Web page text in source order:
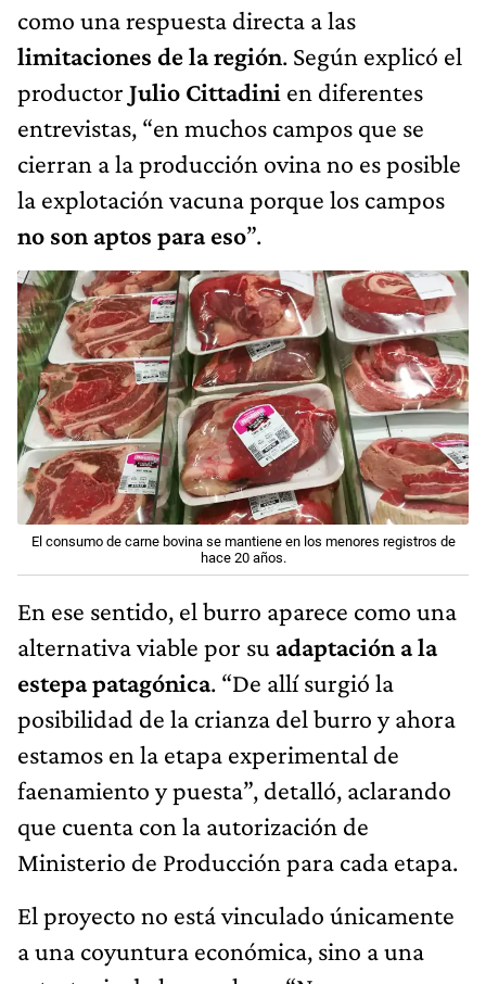
como una respuesta directa a las
limitaciones de la región. Según explicó el
productor Julio Cittadini en diferentes
entrevistas, “en muchos campos que se
cierran a la producción ovina no es posible
la explotación vacuna porque los campos
no son aptos para eso”.
El consumo de carne bovina se mantiene en los menores registros de
hace 20 años.
En ese sentido, el burro aparece como una
alternativa viable por su adaptación a la
estepa patagónica. “De allí surgió la
posibilidad de la crianza del burro y ahora
estamos en la etapa experimental de
faenamiento y puesta”, detalló, aclarando
que cuenta con la autorización de
Ministerio de Producción para cada etapa.
El proyecto no está vinculado únicamente
a una coyuntura económica, sino a una